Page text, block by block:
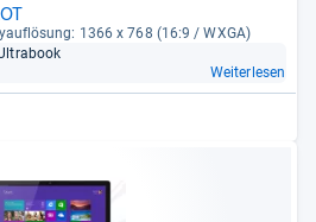
1366 x 768 (16:9 / WXGA)
Weiterlesen